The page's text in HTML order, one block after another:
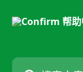
搜索文章……